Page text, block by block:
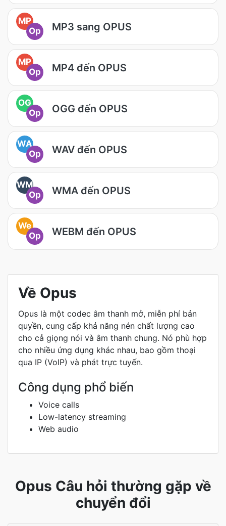
MP
Op
MP3 sang OPUS
MP
Op
MP4 đến OPUS
OG
Op
OGG đến OPUS
WA
Op
WAV đến OPUS
WM
Op
WMA đến OPUS
We
Op
WEBM đến OPUS
Về Opus
Opus là một codec âm thanh mở, miễn phí bản
quyền, cung cấp khả năng nén chất lượng cao
cho cả giọng nói và âm thanh chung. Nó phù hợp
cho nhiều ứng dụng khác nhau, bao gồm thoại
qua IP (VoIP) và phát trực tuyến.
Công dụng phổ biến
Voice calls
Low-latency streaming
Web audio
Opus Câu hỏi thường gặp về
chuyển đổi